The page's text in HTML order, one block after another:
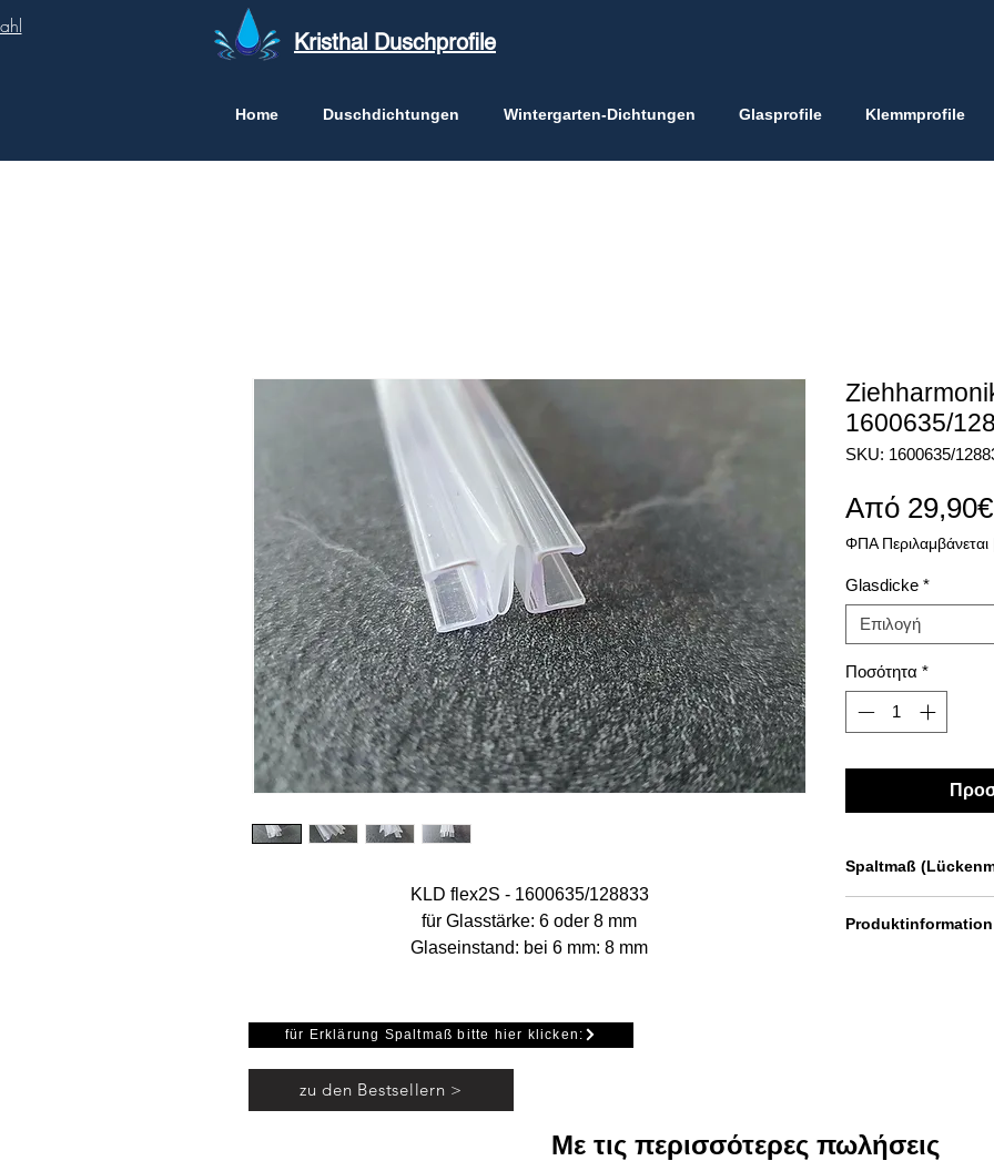
Kristhal Duschprofile
Home Duschdichtungen Wintergarten-Dichtungen Glasprofile Klemmprofile
KLD flex2S - 1600635/128833
für Glasstärke: 6 oder 8 mm
Glaseinstand: bei 6 mm: 8 mm
1600635/
SKU: 1600635/
Από 29,90€
ΦΠΑ Περιλαμβάνεται
Glasdicke *
Επιλογή
Ποσότητα *
Spaltmaß
Produktinformation
für Erklärung Spaltmaß bitte hier klicken:
zu den Bestsellern >
Με τις περισσότερες πωλήσεις